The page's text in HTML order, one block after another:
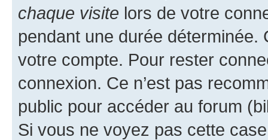
chaque visite lors de votre
pendant une durée déterminée.
votre compte. Pour rester
connexion. Ce n’est pas
public pour accéder au forum
Si vous ne voyez pas cette